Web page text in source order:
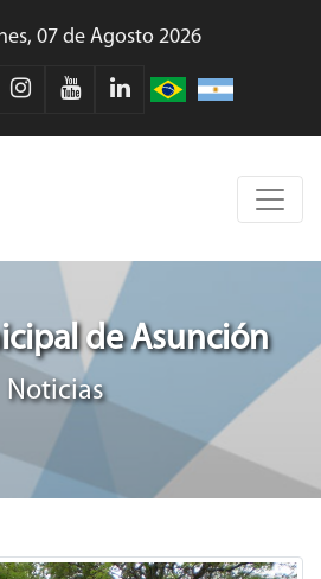
07 de Agosto 2026
de Asunción
Noticias